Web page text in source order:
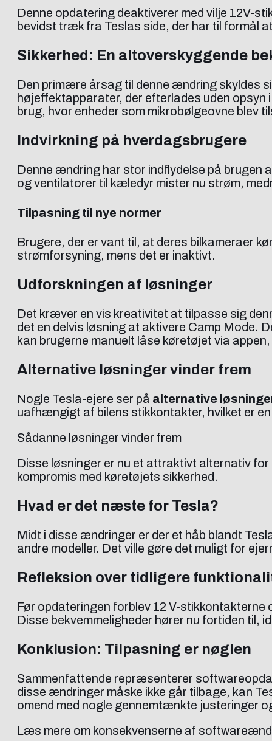
Denne opdatering deaktiverer med vilje 12V-
bevidst træk fra Teslas side, der har til formål
Sikkerhed: En altoverskyggende
Den primære årsag til denne ændring skyldes
højeffektapparater, der efterlades uden
brug, hvor enheder som mikrobølgeovne blev
Indvirkning på hverdagsbrugere
Denne ændring har stor indflydelse på brugen
og ventilatorer til kæledyr mister nu strøm,
Tilpasning til nye normer
Brugere, der er vant til, at deres bilkameraer
strømforsyning, mens det er inaktivt.
Udforskningen af løsninger
Det kræver en vis kreativitet at tilpasse sig
det en delvis løsning at aktivere Camp Mode.
kan brugerne manuelt låse køretøjet via
Alternative løsninger vinder frem
Nogle Tesla-ejere ser på alternative
uafhængigt af bilens stikkontakter, hvilket er
Sådanne løsninger vinder frem
Disse løsninger er nu et attraktivt alternativ
kompromis med køretøjets sikkerhed.
Hvad er det næste for Tesla?
Midt i disse ændringer er der et håb blandt
andre modeller. Det ville gøre det muligt for
Refleksion over tidligere
Før opdateringen forblev 12 V-
Disse bekvemmeligheder hører nu fortiden til,
Konklusion: Tilpasning er nøglen
Sammenfattende repræsenterer
disse ændringer måske ikke går tilbage, kan
omend med nogle gennemtænkte justeringer
Læs mere om konsekvenserne af